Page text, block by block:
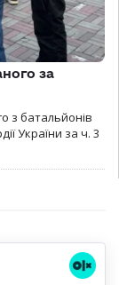
за
з батальйонів
України за ч. 3